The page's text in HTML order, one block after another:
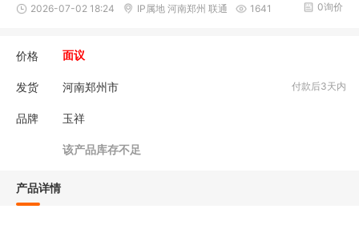
2026-07-02 18:24 IP属地 河南郑州 联通 1641 0询价
价格 面议
发货 河南郑州市 付款后3天内
品牌 玉祥
该产品库存不足
产品详情